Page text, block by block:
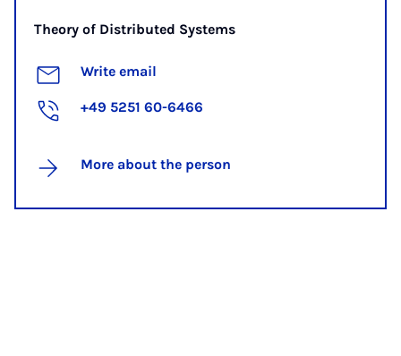
Theory of Distributed Systems
Write email
+49 5251 60-6466
More about the person